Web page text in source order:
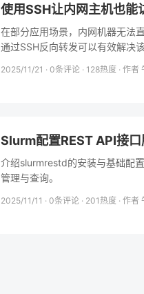
使用SSH让内网主机也能
在部分应用场景，内网机器无法
通过SSH反向转发可以有效解决
2025/11/21 · 0条评论 · 128热度 · 作者
Slurm配置REST API接口
介绍slurmrestd的安装与基础配
管理与查询。
2025/11/11 · 0条评论 · 201热度 · 作者